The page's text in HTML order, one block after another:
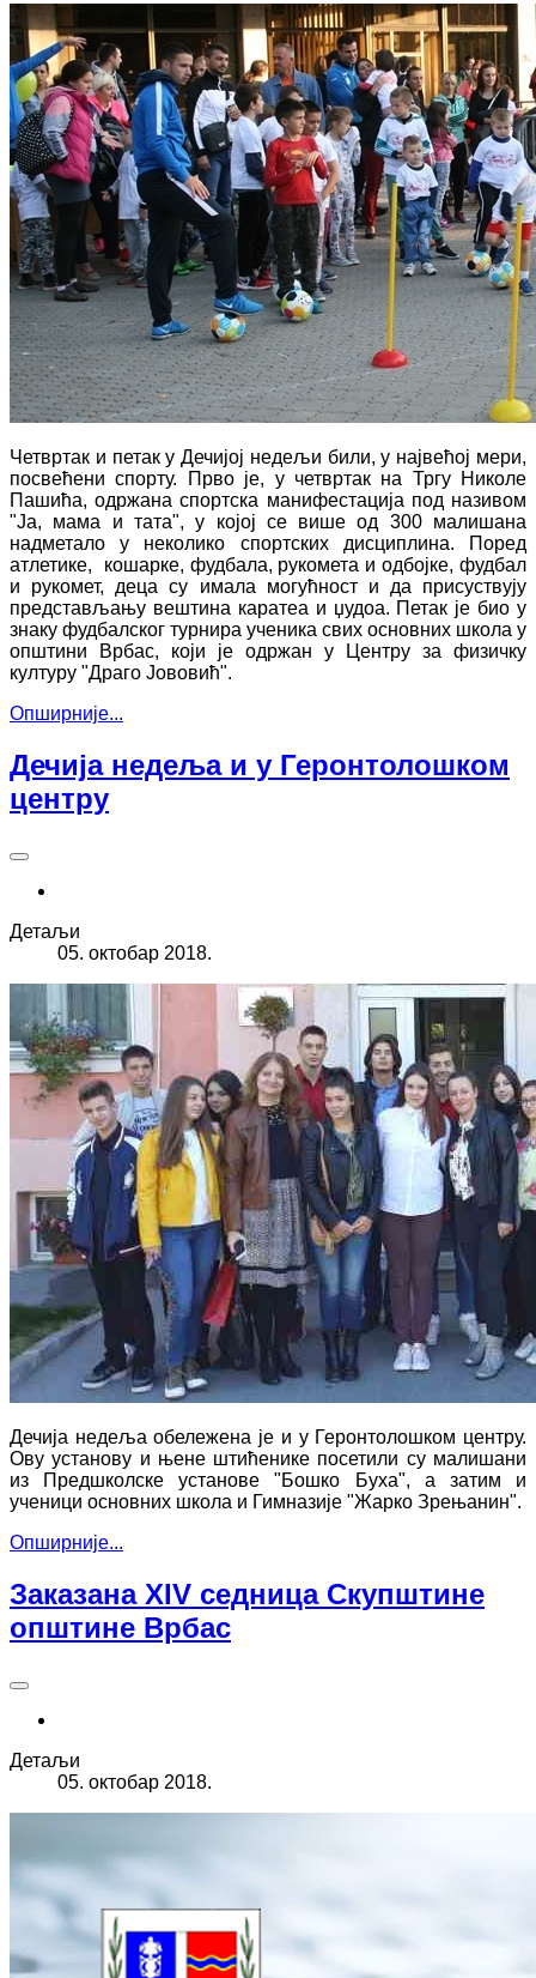
Четвртак и петак у Дечијој недељи били, у највећој мери,
посвећени спорту. Прво је, у четвртак на Тргу Николе
Пашића, одржана спортска манифестација под називом
"Ја, мама и тата", у којој се више од 300 малишана
надметало у неколико спортских дисциплина. Поред
атлетике, кошарке, фудбала, рукомета и одбојке, фудбал
и рукомет, деца су имала могућност и да присуствују
представљању вештина каратеа и џудоа. Петак је био у
знаку фудбалског турнира ученика свих основних школа у
општини Врбас, који је одржан у Центру за физичку
културу "Драго Јововић".
Опширније...
Дечија недеља и у Геронтолошком
центру
Детаљи
05. октобар 2018.
Дечија недеља обележена је и у Геронтолошком центру.
Ову установу и њене штићенике посетили су малишани
из Предшколске установе "Бошко Буха", а затим и
ученици основних школа и Гимназије "Жарко Зрењанин".
Опширније...
Заказана XIV седница Скупштине
општине Врбас
Детаљи
05. октобар 2018.